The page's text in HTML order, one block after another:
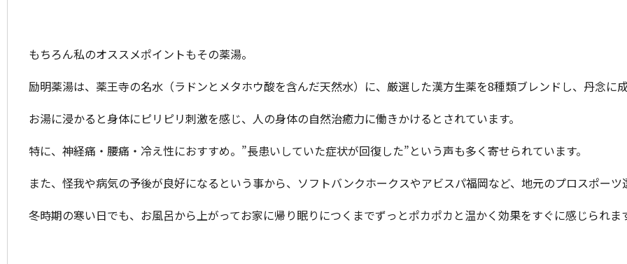
もちろん私のオススメポイントもその薬湯。
励明薬湯は、薬王寺の名水（ラドンとメタホウ酸を含んだ天然水）に、厳選した漢方生薬を8種類ブレンドし、丹念に
お湯に浸かると身体にピリピリ刺激を感じ、人の身体の自然治癒力に働きかけるとされています。
特に、神経痛・腰痛・冷え性におすすめ。”長患いしていた症状が回復した”という声も多く寄せられています。
また、怪我や病気の予後が良好になるという事から、ソフトバンクホークスやアビスパ福岡など、地元のプロスポー
冬時期の寒い日でも、お風呂から上がってお家に帰り眠りにつくまでずっとポカポカと温かく効果をすぐに感じられま